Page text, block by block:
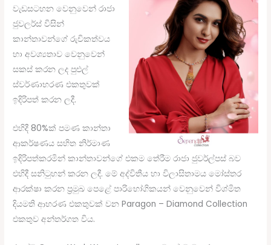
වැඩසටහන වෙනුවෙන් රාජා
ජුවලර්ස් විසින්
කාන්තාවන්ගේ රුචිකත්වය
හා අවශ්‍යතාව වෙනුවෙන්
සකස් කරන ලද පුළුල්
ස්වර්ණාභරණ එකතුවක්
ඉදිරිපත් කරන ලදී.
එහිදී 80%ක් පමණ කාන්තා
ආකර්ෂණය සහිත නිර්මාණ
ඉදිරිපත්කරමින් කාන්තාවන්ගේ එකම තේරීම රාජා ජුවර්ල්පස් බව
එහිදී සනිටුහන් කරන ලදී. මේ අද්විතීය හා විලාසිතාමය මෝස්‌තර
ආරක්ෂා කරන ප්‍රමුඛ පෙළේ පාරිභෝගිකයන් වෙනුවෙන් විශ්මිත
දියමති ආභරණ එකතුවක් වන Paragon – Diamond Collection
එකතුව අන්තර්ගත විය.